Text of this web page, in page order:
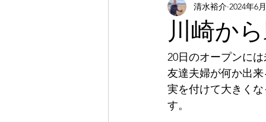
川崎か
清水裕介 2024年6
20日のオープンに
友達夫婦が何か出
実を付けて大きく
す。